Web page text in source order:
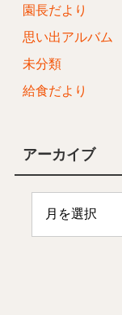
園長だより
思い出アルバム
未分類
給食だより
アーカイブ